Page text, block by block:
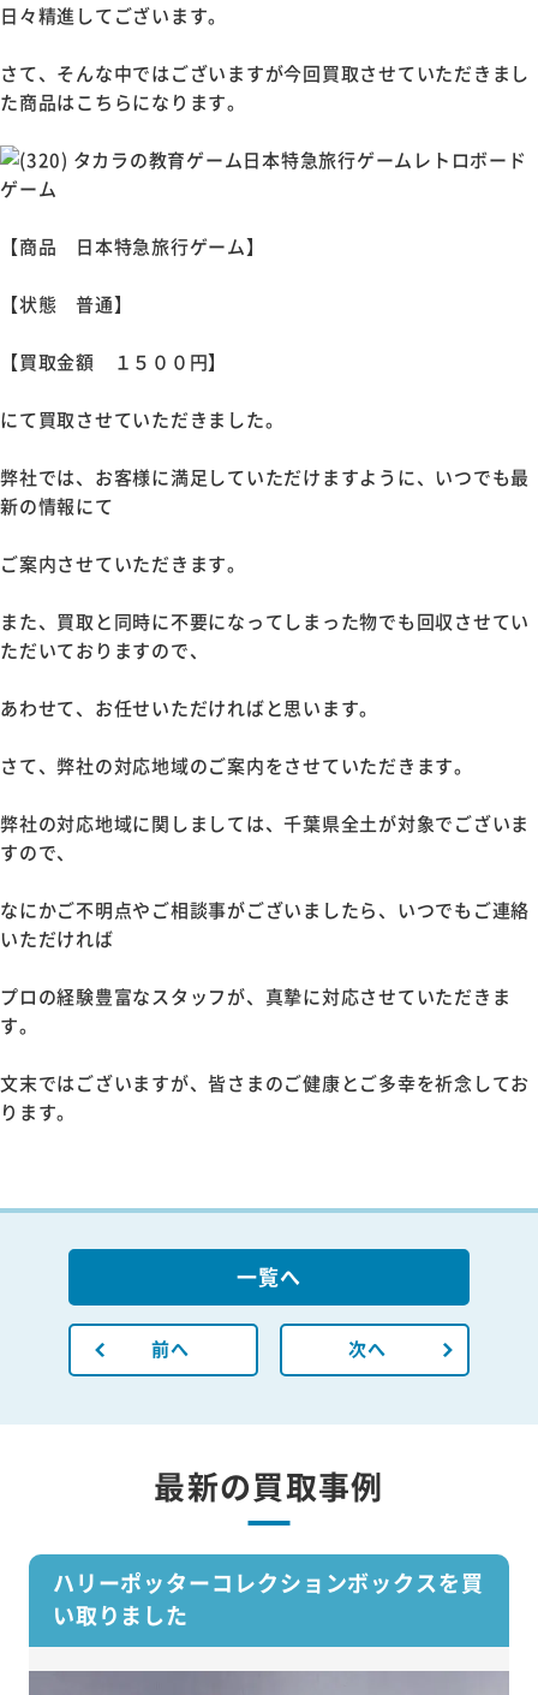
日々精進してございます。
さて、そんな中ではございますが今回買取させていただきまし
た商品はこちらになります。
【商品 日本特急旅行ゲーム】
【状態 普通】
【買取金額 １５００円】
にて買取させていただきました。
弊社では、お客様に満足していただけますように、いつでも最
新の情報にて
ご案内させていただきます。
また、買取と同時に不要になってしまった物でも回収させてい
ただいておりますので、
あわせて、お任せいただければと思います。
さて、弊社の対応地域のご案内をさせていただきます。
弊社の対応地域に関しましては、千葉県全土が対象でございま
すので、
なにかご不明点やご相談事がございましたら、いつでもご連絡
いただければ
プロの経験豊富なスタッフが、真摯に対応させていただきま
す。
文末ではございますが、皆さまのご健康とご多幸を祈念してお
ります。
前へ
一覧へ
次へ
最新の買取事例
ハリーポッターコレクションボックスを買
い取りました